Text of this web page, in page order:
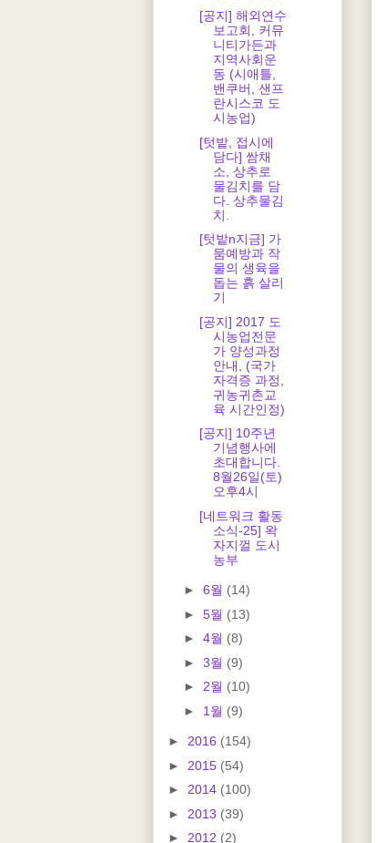
[공지] 해외연수
보고회, 커뮤
니티가든과
지역사회운
동 (시애틀,
밴쿠버, 샌프
란시스코 도
시농업)
[텃밭, 접시에
담다] 쌈채
소, 상추로
물김치를 담
다. 상추물김
치.
[텃밭n지금] 가
뭄예방과 작
물의 생육을
돕는 흙 살리
기
[공지] 2017 도
시농업전문
가 양성과정
안내, (국가
자격증 과정,
귀농귀촌교
육 시간인정)
[공지] 10주년
기념행사에
초대합니다.
8월26일(토)
오후4시
[네트워크 활동
소식-25] 왁
자지껄 도시
농부
► 6월 (14)
► 5월 (13)
► 4월 (8)
► 3월 (9)
► 2월 (10)
► 1월 (9)
► 2016 (154)
► 2015 (54)
► 2014 (100)
► 2013 (39)
► 2012 (2)